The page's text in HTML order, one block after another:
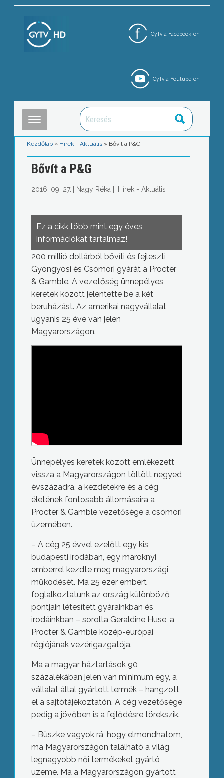
GyTv a Facebook-on
GyTv a Youtube-on
Kezdőlap » Hírek - Aktuális » Bővít a P&G
Bővít a P&G
2016. 09. 27. Nagy Réka Hírek - Aktuális
Ez a cikk több mint egy éves
információkat tartalmaz!
200 millió dollárból bővíti és fejleszti
Gyöngyösi és Csömöri gyárát a Procter
& Gamble. A vezetőség ünnepélyes
keretek között jelentette be a két
beruházást. Az amerikai nagyvállalat
ugyanis 25 éve van jelen
Magyarországon.
Ünnepélyes keretek között emlékezett
vissza a Magyarországon töltött negyed
évszázadra, a kezdetekre és a cég
életének fontosabb állomásaira a
Procter & Gamble vezetősége a csömöri
üzemében.
– A cég 25 évvel ezelőtt egy kis
budapesti irodában, egy maroknyi
emberrel kezdte meg magyarországi
működését. Ma 25 ezer embert
foglalkoztatunk az ország különböző
pontjain létesített gyárainkban és
irodáinkban – sorolta Geraldine Huse, a
Procter & Gamble közép-európai
régiójának vezérigazgatója.
Ma a magyar háztartások 90
százalékában jelen van minimum egy, a
vállalat által gyártott termék – hangzott
el a sajtótájékoztatón. A cég vezetősége
pedig a jövőben is a fejlődésre törekszik.
– Büszke vagyok rá, hogy elmondhatom,
ma Magyarországon található a világ
legnagyobb női termékeket gyártó
üzeme. Ma a Magyarországon gyártott